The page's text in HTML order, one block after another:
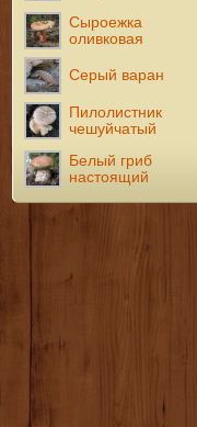
Сыроежка
оливковая
Серый варан
Пилолистник
чешуйчатый
Белый гриб
настоящий